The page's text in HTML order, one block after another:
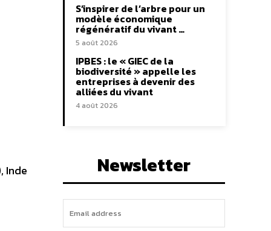
Inde
S’inspirer de l’arbre pour un
modèle économique
régénératif du vivant …
5 août 2026
IPBES : le « GIEC de la
biodiversité » appelle les
entreprises à devenir des
alliées du vivant
4 août 2026
Newsletter